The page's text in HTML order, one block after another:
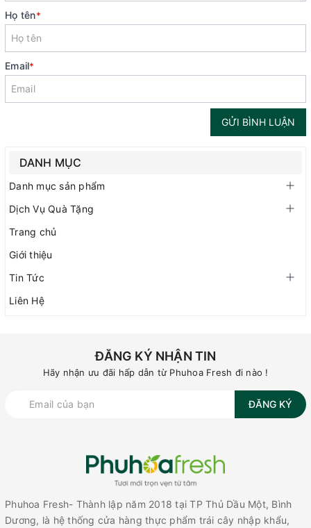
Họ tên*
Email*
GỬI BÌNH LUẬN
DANH MỤC
Danh mục sản phẩm
Dịch Vụ Quà Tặng
Trang chủ
Giới thiệu
Tin Tức
Liên Hệ
ĐĂNG KÝ NHẬN TIN
Hãy nhận ưu đãi hấp dẫn từ Phuhoa Fresh đi nào !
ĐĂNG KÝ
Phuhoa Fresh- Thành lập năm 2018 tại TP Thủ Dầu Một, Bình
Dương, là hệ thống cửa hàng thực phẩm trái cây nhập khẩu,